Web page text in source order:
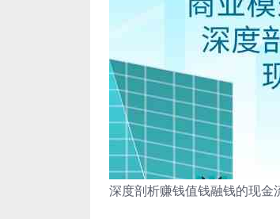
深度剖析赚钱值钱融钱的现金